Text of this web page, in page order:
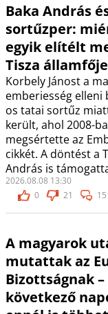
Baka András
sortűzper:
egyik elítélt
Tisza
Korbely Jánost a
emberiesség elleni
os tatai sortűz
került, ahol 2008-
megsértette az
cikkét. A döntést a
András is
2026.08.08 13:30
0
21
A magyarok
mutattak az
Bizottságnak –
következő